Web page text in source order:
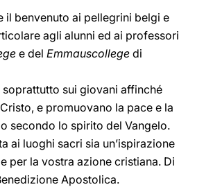
il benvenuto ai pellegrini belgi e
agli alunni ed ai professori
e del Emmauscollege di
soprattutto sui giovani affinché
e promuovano la pace e la
secondo lo spirito del Vangelo.
ai luoghi sacri sia un’ispirazione
per la vostra azione cristiana. Di
Apostolica.